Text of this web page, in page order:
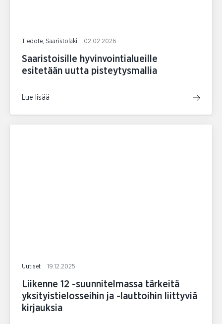
Tiedote, Saaristolaki 02.02.2026
Saaristoisille hyvinvointialueille
esitetään uutta pisteytysmallia
Lue lisää
Uutiset 19.12.2025
Liikenne 12 -suunnitelmassa tärkeitä
yksityistielosseihin ja -lauttoihin liittyviä
kirjauksia